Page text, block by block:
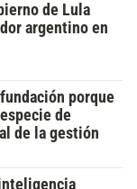
de Lula
argentino en
porque
de
de la gestión